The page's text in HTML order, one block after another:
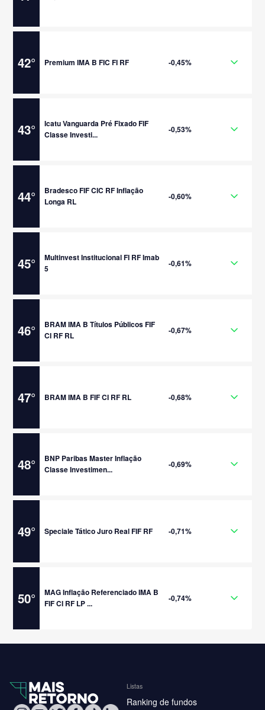
42° Premium IMA B FIC FI RF -0,45%
43°
Icatu Vanguarda Pré Fixado FIF
Classe Investi...
-0,53%
44°
Bradesco FIF CIC RF Inflação
Longa RL
-0,60%
45°
Multinvest Institucional FI RF Imab
5
-0,61%
46°
BRAM IMA B Títulos Públicos FIF
CI RF RL
-0,67%
47° BRAM IMA B FIF CI RF RL -0,68%
48°
BNP Paribas Master Inflação
Classe Investimen...
-0,69%
49° Speciale Tático Juro Real FIF RF -0,71%
50°
MAG Inflação Referenciado IMA B
FIF CI RF LP ...
-0,74%
Listas
Ranking de fundos